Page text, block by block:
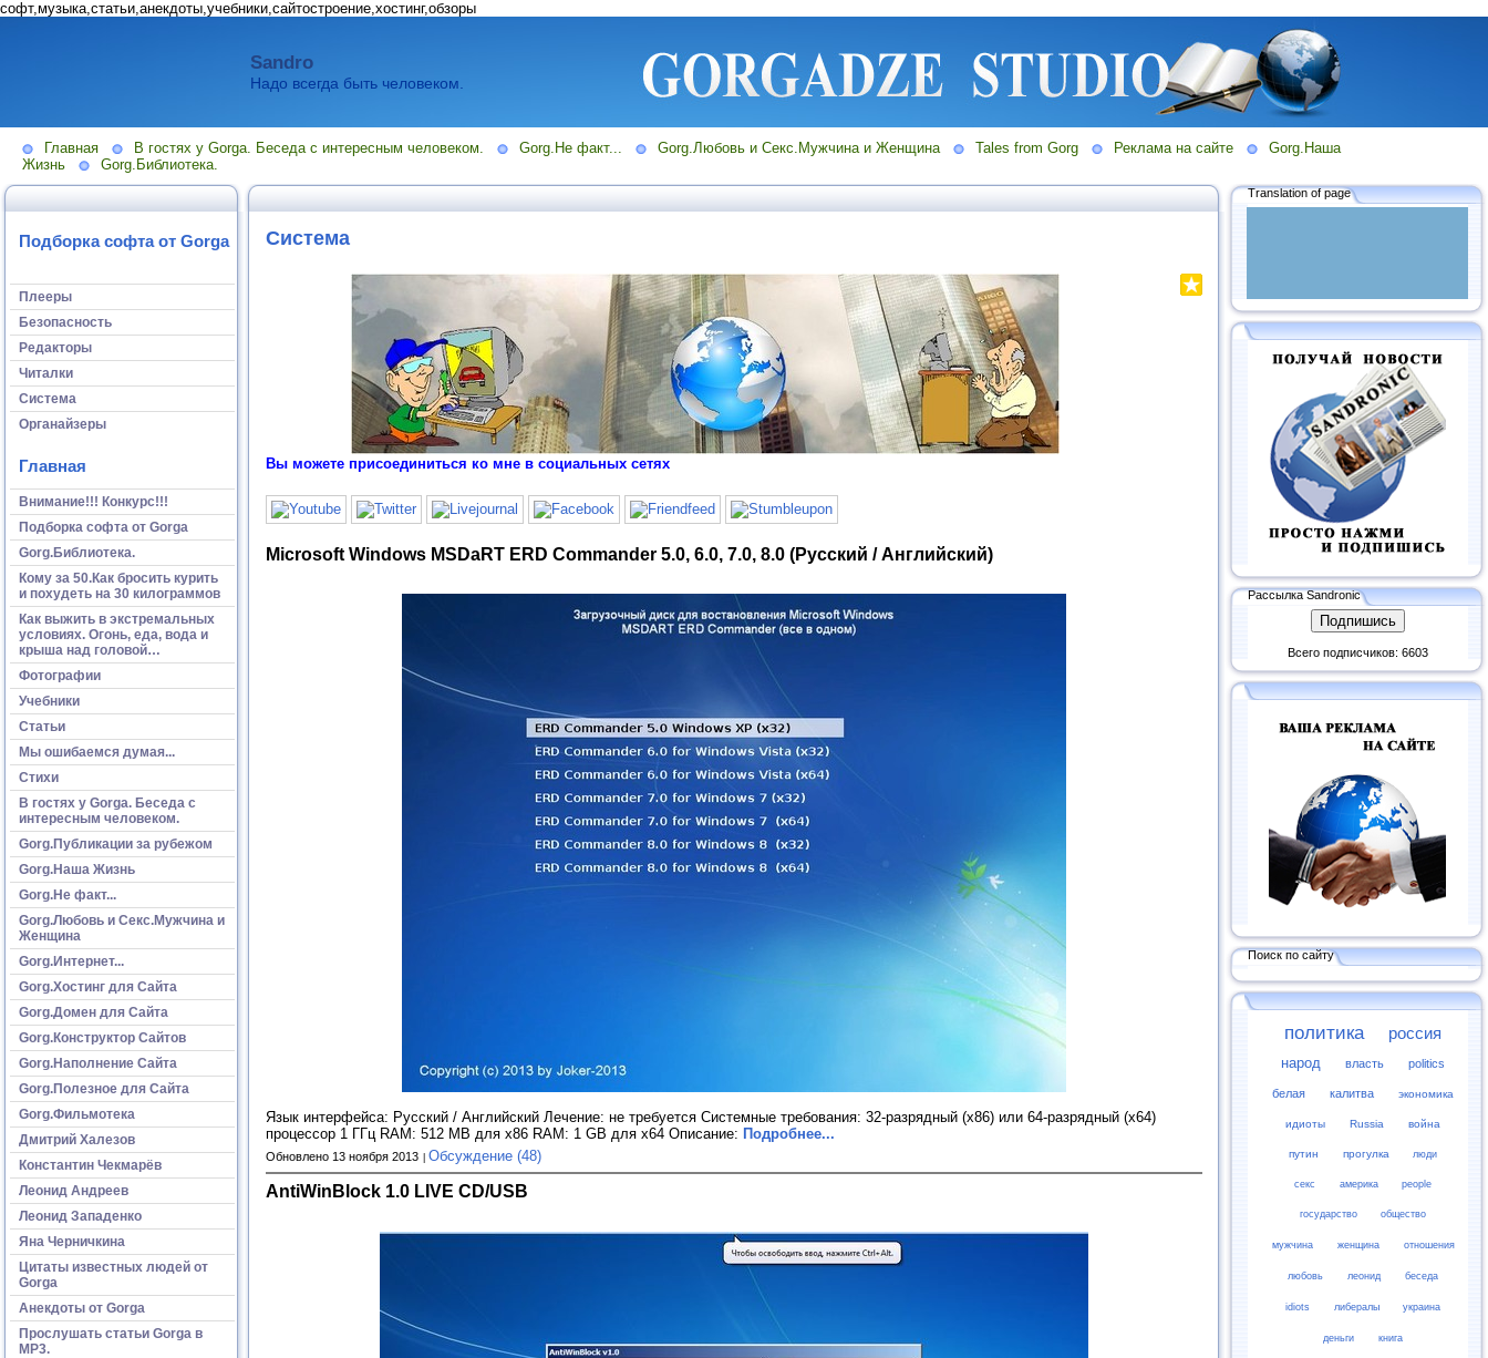
софт,музыка,статьи,анекдоты,учебники,сайтостроение,хостинг,обзоры
Sandro
Надо всегда быть человеком.
Главная В гостях у Gorga. Беседа с интересным человеком. Gorg.Не факт... Gorg.Любовь и Секс.Мужчина и Женщина Tales from Gorg Реклама на сайте
Gorg.Наша
Жизнь
Gorg.Библиотека.
Подборка софта от Gorga
Плееры
Безопасность
Редакторы
Читалки
Система
Органайзеры
Главная
Внимание!!! Конкурс!!!
Подборка софта от Gorga
Gorg.Библиотека.
Кому за 50.Как бросить курить
и похудеть на 30 килограммов
Как выжить в экстремальных
условиях. Огонь, еда, вода и
крыша над головой…
Фотографии
Учебники
Статьи
Мы ошибаемся думая...
Стихи
В гостях у Gorga. Беседа с
интересным человеком.
Gorg.Публикации за рубежом
Gorg.Наша Жизнь
Gorg.Не факт...
Gorg.Любовь и Секс.Мужчина и
Женщина
Gorg.Интернет...
Gorg.Хостинг для Сайта
Gorg.Домен для Сайта
Gorg.Конструктор Сайтов
Gorg.Наполнение Сайта
Gorg.Полезное для Сайта
Gorg.Фильмотека
Дмитрий Халезов
Константин Чекмарёв
Леонид Андреев
Леонид Западенко
Яна Черничкина
Цитаты известных людей от
Gorga
Анекдоты от Gorga
Прослушать статьи Gorga в
МР3.
Система
Вы можете присоединиться ко мне в социальных сетях
Microsoft Windows MSDaRT ERD Commander 5.0, 6.0, 7.0, 8.0 (Русский / Английский)
Язык интерфейса: Русский / Английский Лечение: не требуется Системные требования: 32-разрядный (x86) или 64-разрядный (x64)
процессор 1 ГГц RAM: 512 MB для x86 RAM: 1 GB для x64 Описание: Подробнее...
Обновлено 13 ноября 2013 Обсуждение (48)
AntiWinBlock 1.0 LIVE CD/USB
Translation of page
Рассылка Sandronic
Всего подписчиков: 6603
Поиск по сайту
политика россия
народ власть politics
белая калитва экономика
идиоты Russia война
путин прогулка люди
секс америка people
государство общество
мужчина женщина отношения
любовь леонид беседа
idiots либералы украина
деньги книга